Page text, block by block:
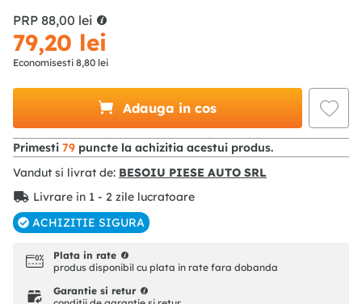
PRP 88,00 lei
79,20 lei
Economisesti 8,80 lei
Adauga in cos
Primesti 79 puncte la achizitia acestui produs.
Vandut si livrat de: BESOIU PIESE AUTO SRL
Livrare in 1 - 2 zile lucratoare
ACHIZITIE SIGURA
Plata in rate
produs disponibil cu plata in rate fara dobanda
Garantie si retur